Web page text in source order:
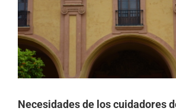
Necesidades de los cuidadores